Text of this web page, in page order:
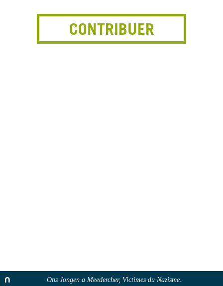
CONTRIBUER
Ons Jongen a Meedercher, Victimes du Nazisme.